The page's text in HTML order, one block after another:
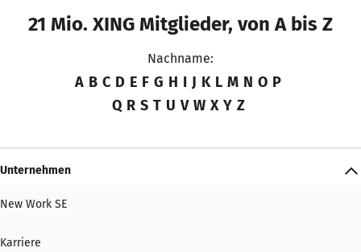
21 Mio. XING Mitglieder, von A bis Z
Nachname:
A B C D E F G H I J K L M N O P
Q R S T U V W X Y Z
Unternehmen
New Work SE
Karriere